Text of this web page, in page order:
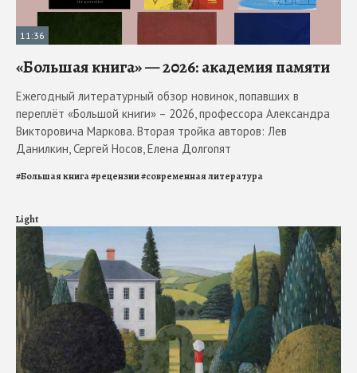
11:36
«Большая книга» — 2026: академия памяти
Ежегодный литературный обзор новинок, попавших в
переплёт «Большой книги» – 2026, профессора Александра
Викторовича Маркова. Вторая тройка авторов: Лев
Данилкин, Сергей Носов, Елена Долгопят
#Большая книга#рецензии#современная литература
Light